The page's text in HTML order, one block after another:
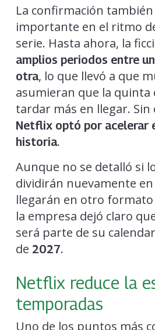
La confirmación
importante en el ritmo
serie. Hasta ahora, la
amplios periodos entre
otra, lo que llevó a que
asumieran que la
tardar más en llegar. Sin
Netflix optó por acelerar
historia.
Aunque no se detalló si
dividirán nuevamente
llegarán en otro
la empresa dejó claro
será parte de su
de 2027.
Netflix reduce la
temporadas
Uno de los puntos más